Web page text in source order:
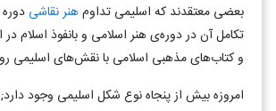
بعضی معتقدند که اسلیمی تداومهنر نقاشی
تکامل آن در دوره‌ی هنر اسلامی و بانفوذ اسلام در
و کتاب‌های مذهبی اسلامی با نقش‌های اسلیمی
‌امروزه بیش از پنجاه نوع شکل اسلیمی وجود دارد;